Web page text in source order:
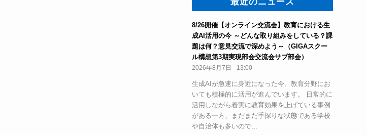
8/26開催【オンライン交流会】教育における生
成AI活用の今 ～どんな取り組みをしている？課
題は何？意見交流で深めよう～（GIGAスクー
ル構想第3期実現部会交流会サブ部会）
2026年8月7日 - 13:00
生成AIが急速に身近になった今、教育分野にお
いても積極的に活用が進んでいます。 日常的に
活用しながら着実に教育効果を上げている事例
がある一方、まだまだ手探りな状態である学校
や自治体も多いので…